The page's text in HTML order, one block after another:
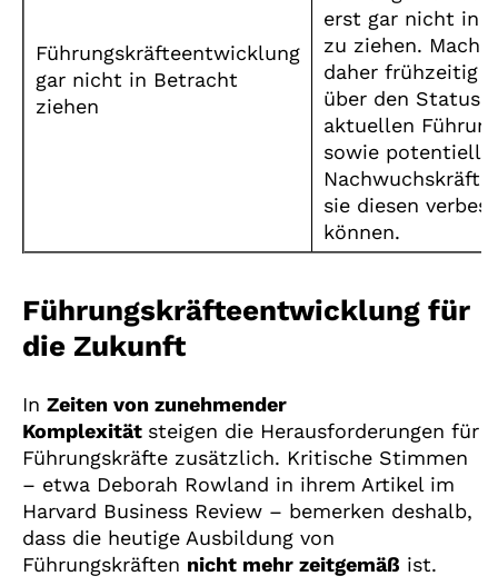
Führungskräfteentwicklung
gar nicht in Betracht
ziehen
erst gar nicht in
zu ziehen.
daher frühzeitig
über den Status
aktuellen
sowie
sie diesen
können.
Führungskräfteentwicklung für
die Zukunft
In Zeiten von zunehmender
Komplexität steigen die Herausforderungen für
Führungskräfte zusätzlich. Kritische Stimmen
– etwa Deborah Rowland in ihrem Artikel im
Harvard Business Review – bemerken deshalb,
dass die heutige Ausbildung von
Führungskräften nicht mehr zeitgemäß ist.